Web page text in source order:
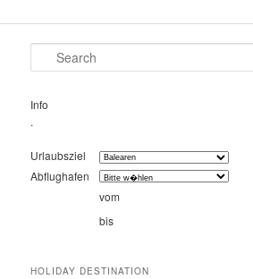
Search
Info
.
Urlaubsziel
Abflughafen
vom
bis
HOLIDAY DESTINATION